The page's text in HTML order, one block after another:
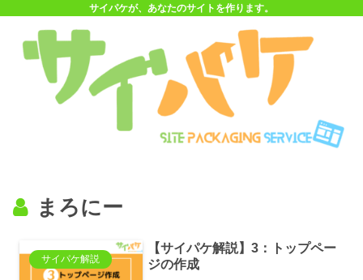
サイパケが、あなたのサイトを作ります。
まろにー
サイパケ解説
【サイパケ解説】3：トップペー
ジの作成